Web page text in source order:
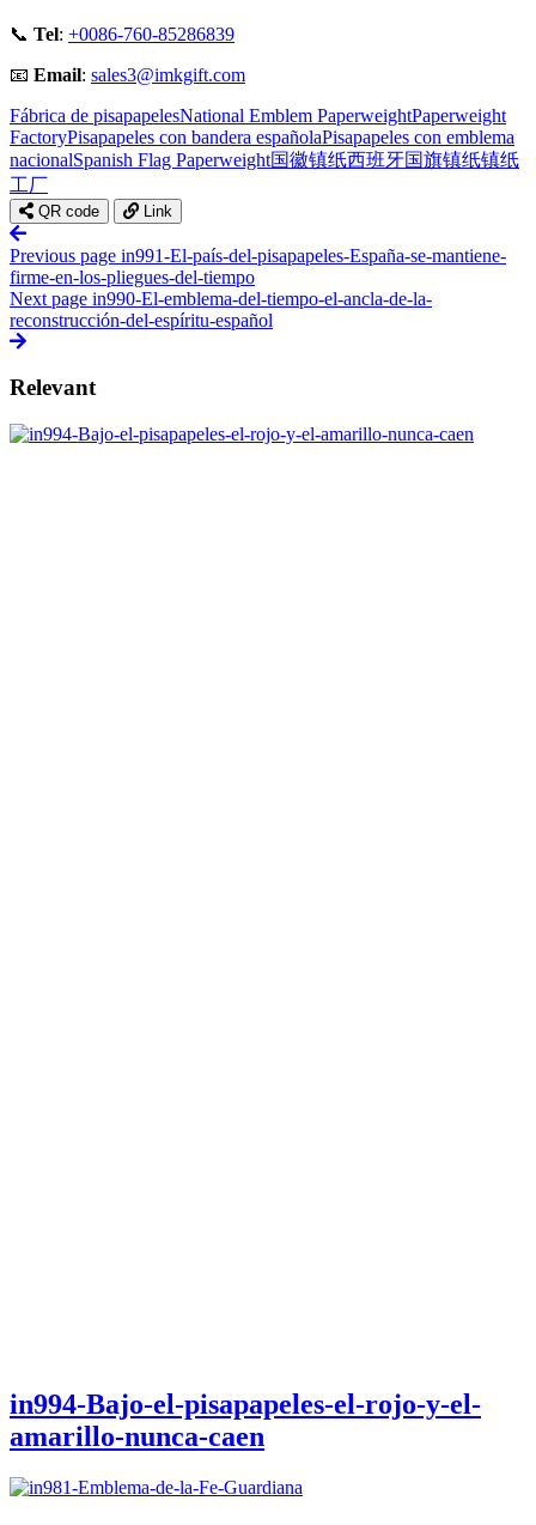
📞 Tel: +0086-760-85286839
📧 Email: sales3@imkgift.com
Fábrica de pisapapelesNational Emblem PaperweightPaperweight
FactoryPisapapeles con bandera españolaPisapapeles con emblema
nacionalSpanish Flag Paperweight国徽镇纸西班牙国旗镇纸镇纸
工厂
QR code Link
Previous page in991-El-país-del-pisapapeles-España-se-mantiene-
firme-en-los-pliegues-del-tiempo
Next page in990-El-emblema-del-tiempo-el-ancla-de-la-
reconstrucción-del-espíritu-español
Relevant
in994-Bajo-el-pisapapeles-el-rojo-y-el-
amarillo-nunca-caen